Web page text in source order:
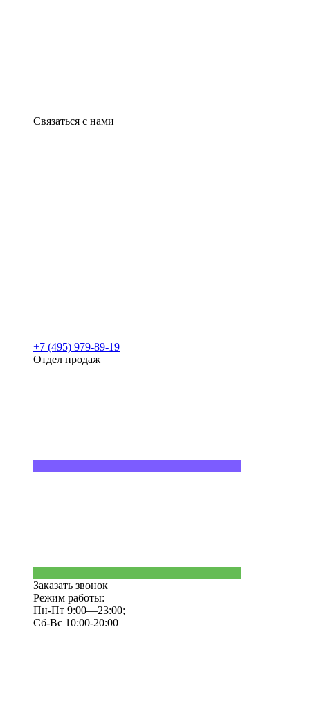
Связаться с нами
+7 (495) 979-89-19
Отдел продаж
Заказать звонок
Режим работы:
Пн-Пт 9:00—23:00;
Сб-Вс 10:00-20:00